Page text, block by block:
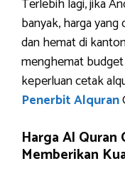
Terlebih lagi, jika
banyak, harga
dan hemat di
menghemat
keperluan cetak
Penerbit Alquran
Harga Al
Memberikan